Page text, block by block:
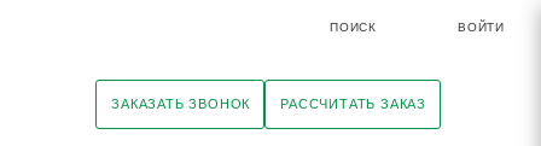
ПОИСК ВОЙТИ
ЗАКАЗАТЬ ЗВОНОК РАССЧИТАТЬ ЗАКАЗ